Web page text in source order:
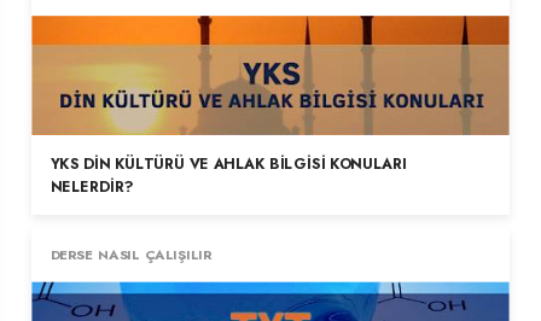
YKS DIN KÜLTÜRÜ VE AHLAK BILGISI KONULARI
NELERDIR?
DERSE NASIL ÇALIŞILIR